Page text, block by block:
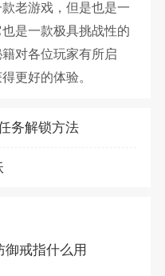
老游戏，但是也是一
是一款极具挑战性的
对各位玩家有所启
更好的体验。
务解锁方法
御戒指什么用